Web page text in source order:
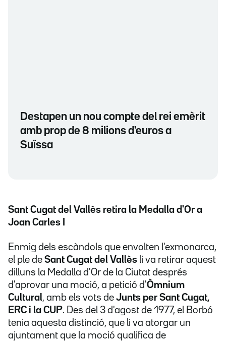
Destapen un nou compte del rei emèrit
amb prop de 8 milions d'euros a
Suïssa
Sant Cugat del Vallès retira la Medalla d'Or a
Joan Carles I
Enmig dels escàndols que envolten l'exmonarca,
el ple de Sant Cugat del Vallès li va retirar aquest
dilluns la Medalla d'Or de la Ciutat després
d'aprovar una moció, a petició d'Òmnium
Cultural, amb els vots de Junts per Sant Cugat,
ERC i la CUP. Des del 3 d'agost de 1977, el Borbó
tenia aquesta distinció, que li va atorgar un
ajuntament que la moció qualifica de